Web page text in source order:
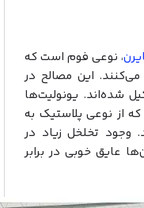
، نوعی فوم است که
این مصالح در
تشکیل شده‌اند. یونولیت‌ها
از نوعی پلاستیک به
وجود تخلخل زیاد در
عایق خوبی در برابر